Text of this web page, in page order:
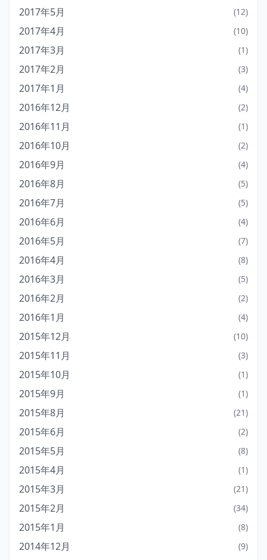
2017年5月 (12)
2017年4月 (10)
2017年3月 (1)
2017年2月 (3)
2017年1月 (4)
2016年12月 (2)
2016年11月 (1)
2016年10月 (2)
2016年9月 (4)
2016年8月 (5)
2016年7月 (5)
2016年6月 (4)
2016年5月 (7)
2016年4月 (8)
2016年3月 (5)
2016年2月 (2)
2016年1月 (4)
2015年12月 (10)
2015年11月 (3)
2015年10月 (1)
2015年9月 (1)
2015年8月 (21)
2015年6月 (2)
2015年5月 (8)
2015年4月 (1)
2015年3月 (21)
2015年2月 (34)
2015年1月 (8)
2014年12月 (9)